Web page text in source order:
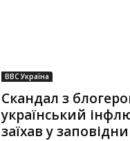
BBC Україна
Скандал з
український
заїхав у